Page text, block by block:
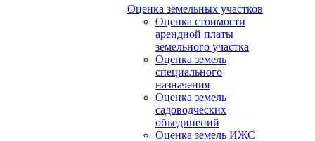
Оценка земельных участков
Оценка стоимости
арендной платы
земельного участка
Оценка земель
специального
назначения
Оценка земель
садоводческих
объединений
Оценка земель ИЖС